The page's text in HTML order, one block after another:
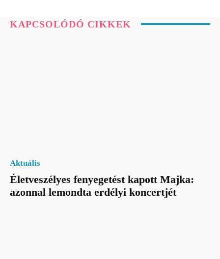
KAPCSOLÓDÓ CIKKEK
Aktuális
Életveszélyes fenyegetést kapott Majka:
azonnal lemondta erdélyi koncertjét